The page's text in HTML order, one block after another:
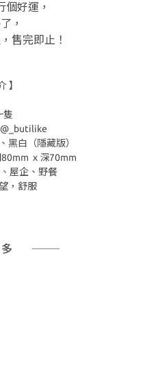
個好運，
，
售完即止！
】
隻
黑白（隱藏版）
x 深70mm
屋企、野餐
，舒服